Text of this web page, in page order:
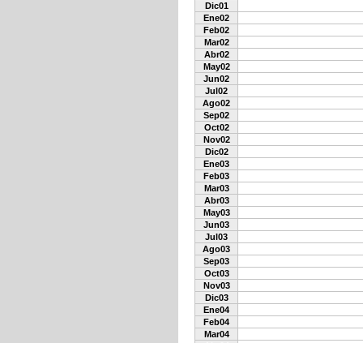
Dic01
Ene02
Feb02
Mar02
Abr02
May02
Jun02
Jul02
Ago02
Sep02
Oct02
Nov02
Dic02
Ene03
Feb03
Mar03
Abr03
May03
Jun03
Jul03
Ago03
Sep03
Oct03
Nov03
Dic03
Ene04
Feb04
Mar04